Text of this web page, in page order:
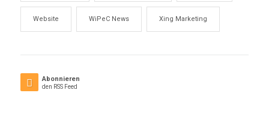
Website WiPeC News Xing Marketing
Abonnieren
den RSS Feed